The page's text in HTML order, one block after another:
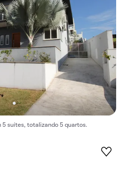
5 suítes, totalizando 5 quartos.